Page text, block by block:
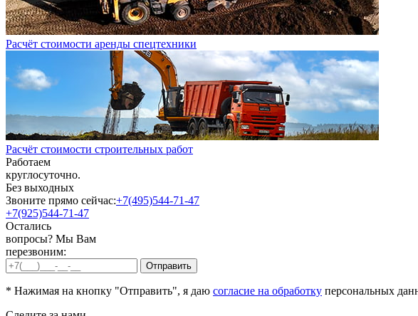
Расчёт стоимости аренды спецтехники
Расчёт стоимости строительных работ
Работаем
круглосуточно.
Без выходных
Звоните прямо сейчас:+7(495)544-71-47
+7(925)544-71-47
Остались
вопросы? Мы Вам
перезвоним:
* Нажимая на кнопку "Отправить", я даю согласие на обработку персональных